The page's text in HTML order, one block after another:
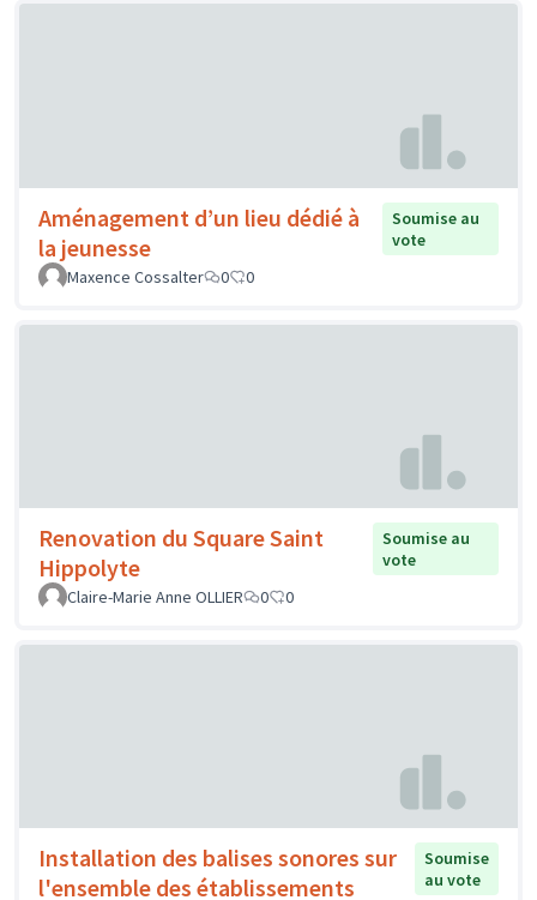
Aménagement d’un lieu dédié à
la jeunesse
Soumise au
vote
Maxence Cossalter
0 0
Renovation du Square Saint
Hippolyte
Soumise au
vote
Claire-Marie Anne OLLIER
0 0
Installation des balises sonores sur
l'ensemble des établissements
Soumise
au vote